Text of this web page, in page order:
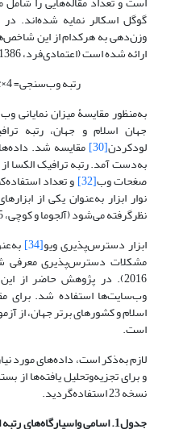
گوگل اسکالر نمایه شده‌اند.
وزن‌دهی به هرکدام از این
ارائه شده ‌است (اعتمادی‌فرد، 1386):
رتبه وب‌سنجی= 4×V+2×S+1×R+1×Sc
به‌منظور مقایسۀ میزان نمایانی
جهان اسلام و جهان، رتبه
لودکردن[30] مقایسه شد.
به‌دست آمد. رتبه ترافیک الکسا از
صغحات وب[32] و تعداد
نوار ابزار به‌عنوان یکی از
نظرگرفته می‌شود (آلجوما و کوچی، 2015).
ابزار دستر‌س‌پذیری ویو[34]
مشکلات دسترس‌پذیری معرفی
2016). در پژوهش حاضر از
وب‌سایت‌ها استفاده‌ شد. برای
اسلام و کشورهای برتر جهان، از
است.
و برای تجزیه‌وتحلیل یافته‌ها از
نسخه 23 استفاده‌گردید.
جدول1. اسامی واسپارگاه
های